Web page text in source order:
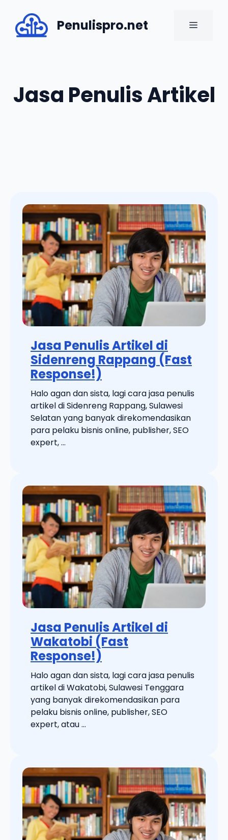
content
Penulispro.net MENU
Jasa Penulis Artikel
Jasa Penulis Artikel di
Sidenreng Rappang (Fast
Response!)
Halo agan dan sista, lagi cara jasa penulis
artikel di Sidenreng Rappang, Sulawesi
Selatan yang banyak direkomendasikan
para pelaku bisnis online, publisher, SEO
expert, ...
Jasa Penulis Artikel di
Wakatobi (Fast
Response!)
Halo agan dan sista, lagi cara jasa penulis
artikel di Wakatobi, Sulawesi Tenggara
yang banyak direkomendasikan para
pelaku bisnis online, publisher, SEO
expert, atau ...